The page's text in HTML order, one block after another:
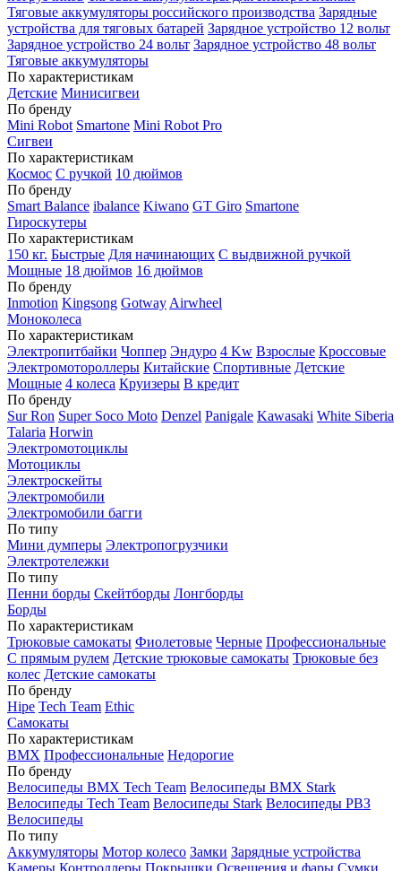
Тяговые аккумуляторы российского производства Зарядные
устройства для тяговых батарей Зарядное устройство 12 вольт
Зарядное устройство 24 вольт Зарядное устройство 48 вольт
Тяговые аккумуляторы
По характеристикам
Детские Минисигвеи
По бренду
Mini Robot Smartone Mini Robot Pro
Сигвеи
По характеристикам
Космос С ручкой 10 дюймов
По бренду
Smart Balance ibalance Kiwano GT Giro Smartone
Гироскутеры
По характеристикам
150 кг. Быстрые Для начинающих С выдвижной ручкой
Мощные 18 дюймов 16 дюймов
По бренду
Inmotion Kingsong Gotway Airwheel
Моноколеса
По характеристикам
Электропитбайки Чоппер Эндуро 4 Kw Взрослые Кроссовые
Электромотороллеры Китайские Спортивные Детские
Мощные 4 колеса Круизеры В кредит
По бренду
Sur Ron Super Soco Moto Denzel Panigale Kawasaki White Siberia
Talaria Horwin
Электромотоциклы
Мотоциклы
Электроскейты
Электромобили
Электромобили багги
По типу
Мини думперы Электропогрузчики
Электротележки
По типу
Пенни борды Скейтборды Лонгборды
Борды
По характеристикам
Трюковые самокаты Фиолетовые Черные Профессиональные
С прямым рулем Детские трюковые самокаты Трюковые без
колес Детские самокаты
По бренду
Hipe Tech Team Ethic
Самокаты
По характеристикам
BMX Профессиональные Недорогие
По бренду
Велосипеды BMX Tech Team Велосипеды BMX Stark
Велосипеды Tech Team Велосипеды Stark Велосипеды РВЗ
Велосипеды
По типу
Аккумуляторы Мотор колесо Замки Зарядные устройства
Камеры Контроллеры Покрышки Освещения и фары Сумки